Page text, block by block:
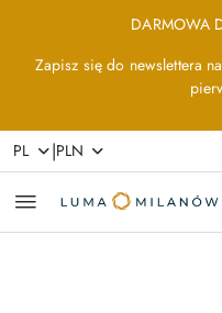
Przejdź do treści
Przejdź do
Przejdź do moje
Przejdź do menu
Przejdź do opisu
Przejdź do stopki
DARMOWA
Zapisz się do newslettera
PL |PLN